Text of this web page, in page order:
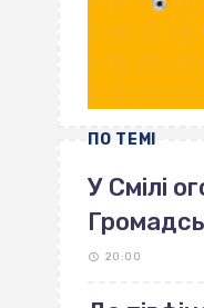
ПО ТЕМІ
У Смілі
20:00